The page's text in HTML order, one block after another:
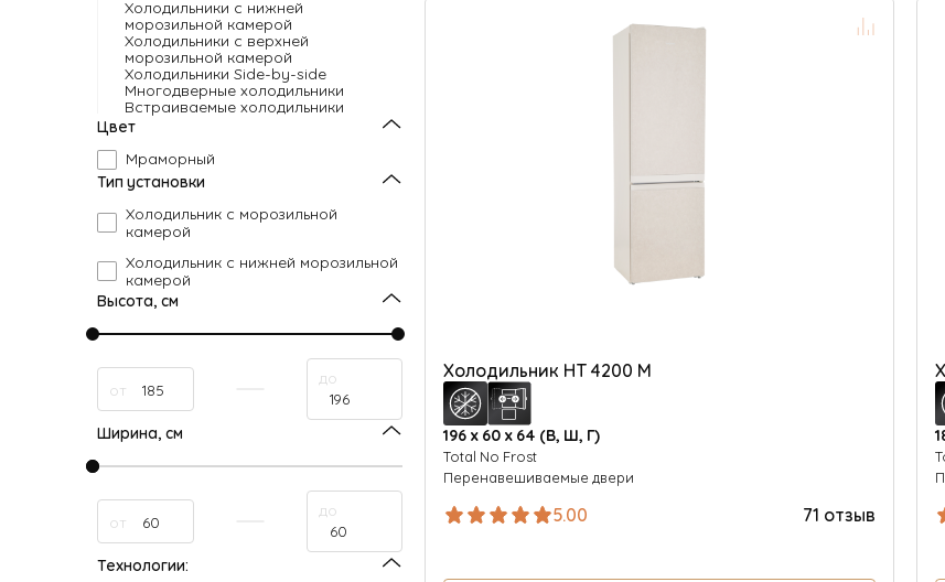
Холодильники с нижней
морозильной камерой
Холодильники с верхней
морозильной камерой
Холодильники Side-by-side
Многодверные холодильники
Встраиваемые холодильники
Цвет
Мраморный
Тип установки
Холодильник с морозильной
камерой
Холодильник с нижней морозильной
камерой
Высота, см
от
до
Ширина, см
от
до
Технологии:
Холодильник HT 4200 M
196 х 60 х 64 (В, Ш, Г)
Total No Frost
Перенавешиваемые двери
5.00 71 отзыв